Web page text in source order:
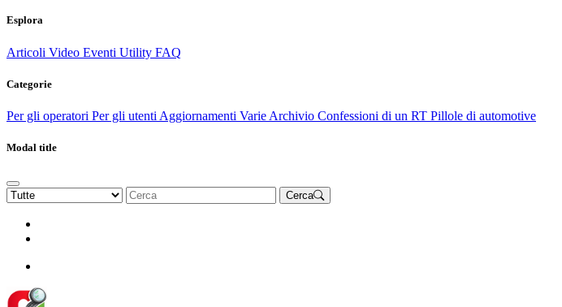
Esplora
Articoli Video Eventi Utility FAQ
Categorie
Per gli operatori Per gli utenti Aggiornamenti Varie Archivio Confessioni di un RT Pillole di automotive
Modal title
Cerca